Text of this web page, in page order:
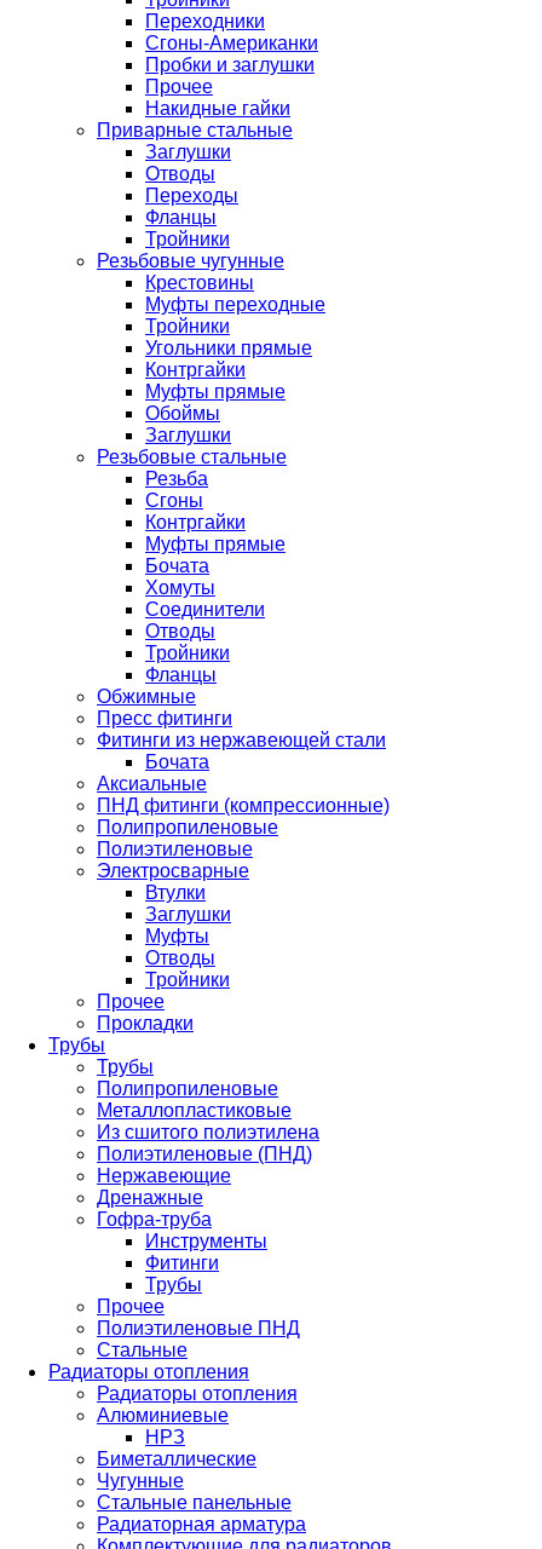
Переходники
Сгоны-Американки
Пробки и заглушки
Прочее
Накидные гайки
Приварные стальные
Заглушки
Отводы
Переходы
Фланцы
Тройники
Резьбовые чугунные
Крестовины
Муфты переходные
Тройники
Угольники прямые
Контргайки
Муфты прямые
Обоймы
Заглушки
Резьбовые стальные
Резьба
Сгоны
Контргайки
Муфты прямые
Бочата
Хомуты
Соединители
Отводы
Тройники
Фланцы
Обжимные
Пресс фитинги
Фитинги из нержавеющей стали
Бочата
Аксиальные
ПНД фитинги (компрессионные)
Полипропиленовые
Полиэтиленовые
Электросварные
Втулки
Заглушки
Муфты
Отводы
Тройники
Прочее
Прокладки
Трубы
Трубы
Полипропиленовые
Металлопластиковые
Из сшитого полиэтилена
Полиэтиленовые (ПНД)
Нержавеющие
Дренажные
Гофра-труба
Инструменты
Фитинги
Трубы
Прочее
Полиэтиленовые ПНД
Стальные
Радиаторы отопления
Радиаторы отопления
Алюминиевые
НРЗ
Биметаллические
Чугунные
Стальные панельные
Радиаторная арматура